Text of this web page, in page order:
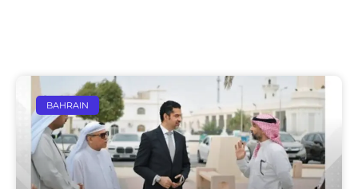
BAHRAIN